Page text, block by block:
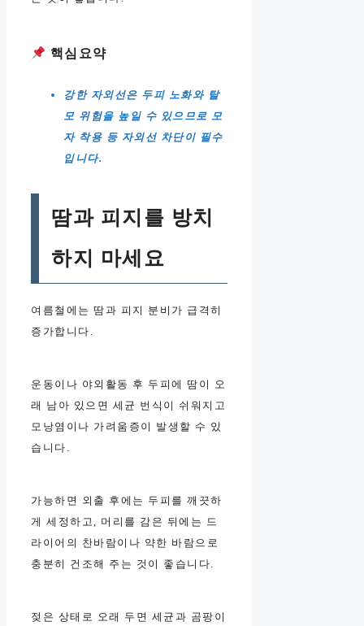
핵심요약
강한 자외선은 두피 노화와 탈
모 위험을 높일 수 있으므로 모
자 착용 등 자외선 차단이 필수
입니다.
땀과 피지를 방치
하지 마세요
여름철에는 땀과 피지 분비가 급격히
증가합니다.
운동이나 야외활동 후 두피에 땀이 오
래 남아 있으면 세균 번식이 쉬워지고
모낭염이나 가려움증이 발생할 수 있
습니다.
가능하면 외출 후에는 두피를 깨끗하
게 세정하고, 머리를 감은 뒤에는 드
라이어의 찬바람이나 약한 바람으로
충분히 건조해 주는 것이 좋습니다.
젖은 상태로 오래 두면 세균과 곰팡이